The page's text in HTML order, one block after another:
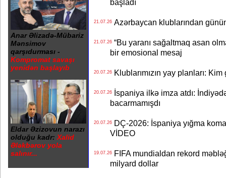
Anar Əlizadə-Mübariz
Mənsimov
qarşıdurması -
Kompromat savaşı
yenidən başlayıb
Eldar Əzizovun narazı
olduğu kadr: Xalid
Ələkbərov yola
salınır...
başladı
21.07.26Azərbaycan klublarından
21.07.26“Bu yaranı sağaltmaq asan
bir emosional mesaj
20.07.26Klublarımızın yay planları:
20.07.26İspaniya ilkə imza atdı:
bacarmamışdı
20.07.26DÇ-2026: İspaniya yığma
VİDEO
19.07.26FIFA mundialdan rekord
milyard dollar